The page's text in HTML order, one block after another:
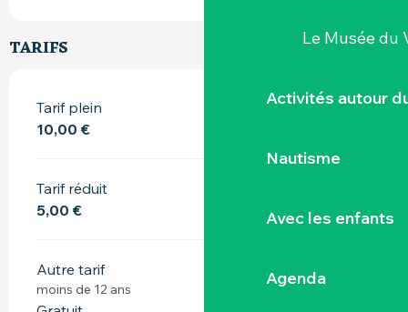
Le Musée du
Activités autour
Nautisme
Avec les enfants
Agenda
TARIFS
Tarif plein
10,00 €
Tarif réduit
5,00 €
Autre tarif
moins de 12 ans